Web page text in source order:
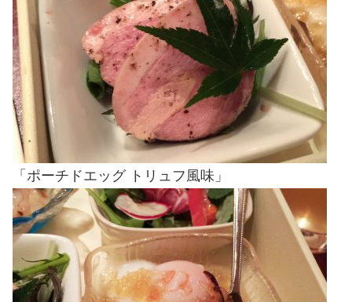
「ポーチドエッグ トリュフ風味」